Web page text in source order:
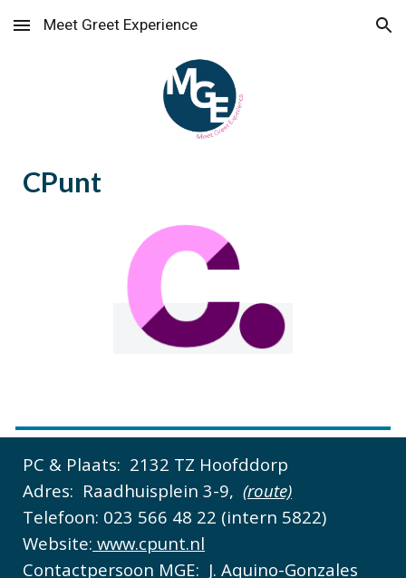
Skip to main content Skip to navigation
Meet Greet Experience
CPunt
PC & Plaats: 2132 TZ Hoofddorp
Adres: Raadhuisplein 3-9, (route)
Telefoon: 023 566 48 22 (intern 5822)
Website: www.cpunt.nl
Contactpersoon MGE: J. Aquino-Gonzales